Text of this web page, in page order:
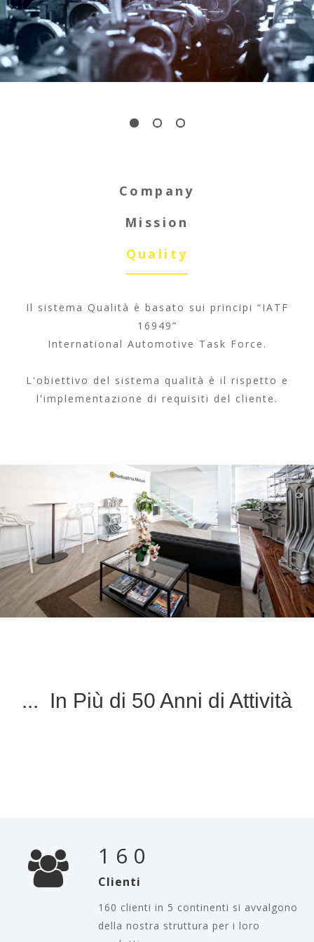
Company
Mission
Quality
Il sistema Qualità è basato sui principi “IATF
16949”
International Automotive Task Force.
L'obiettivo del sistema qualità è il rispetto e
l'implementazione di requisiti del cliente.
... In Più di 50 Anni di Attività
160
Clienti
160 clienti in 5 continenti si avvalgono
della nostra struttura per i loro